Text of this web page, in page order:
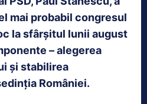
mai probabil congresul
la sfârşitul lunii august
– alegerea
şi stabilirea
României.